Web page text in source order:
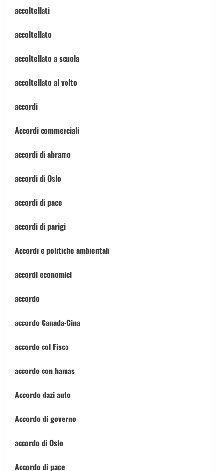
accoltellati
accoltellato
accoltellato a scuola
accoltellato al volto
accordi
Accordi commerciali
accordi di abramo
accordi di Oslo
accordi di pace
accordi di parigi
Accordi e politiche ambientali
accordi economici
accordo
accordo Canada-Cina
accordo col Fisco
accordo con hamas
Accordo dazi auto
Accordo di governo
accordo di Oslo
Accordo di pace